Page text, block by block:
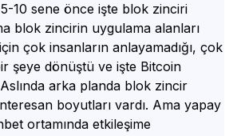
10 sene önce işte blok zinciri
blok zincirin uygulama alanları
çok insanların anlayamadığı, çok
şeye dönüştü ve işte Bitcoin
arka planda blok zincir
boyutları vardı. Ama yapay
ortamında etkileşime